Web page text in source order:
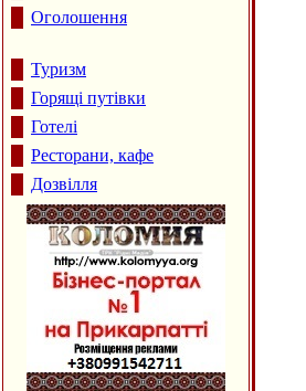
Оголошення
Туризм
Горящі путівки
Готелі
Ресторани, кафе
Дозвілля